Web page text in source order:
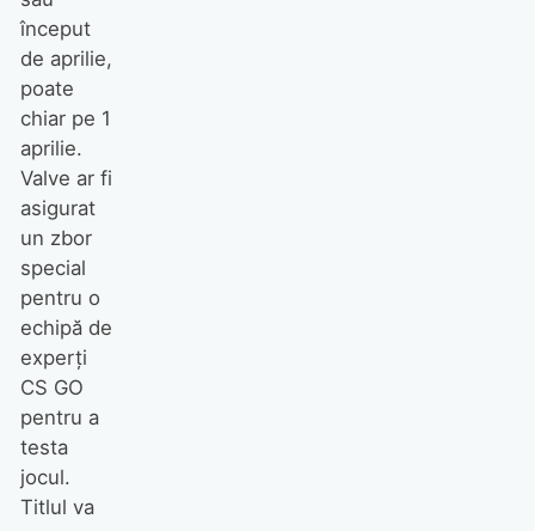
început
de aprilie,
poate
chiar pe 1
aprilie.
Valve ar fi
asigurat
un zbor
special
pentru o
echipă de
experţi
CS GO
pentru a
testa
jocul.
Titlul va